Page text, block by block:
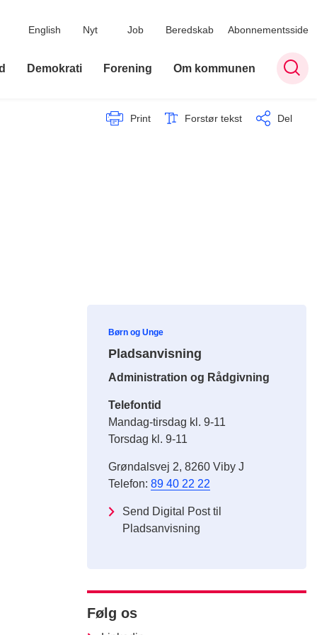
English Nyt Job Beredskab Abonnementsside
Demokrati Forening Om kommunen
Print Forstør tekst Del
Børn og Unge
Pladsanvisning
Administration og Rådgivning
Telefontid
Mandag-tirsdag kl. 9-11
Torsdag kl. 9-11
Grøndalsvej 2, 8260 Viby J
Telefon:89 40 22 22
Send Digital Post til
Pladsanvisning
Følg os